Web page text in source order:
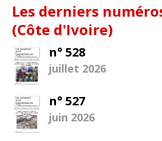
Les derniers
(Côte d'Ivoire)
n° 528
juillet 2026
n° 527
juin 2026